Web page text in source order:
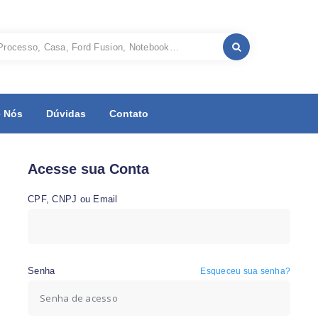
Nós Dúvidas Contato
Acesse sua Conta
CPF, CNPJ ou Email
Senha Esqueceu sua senha?